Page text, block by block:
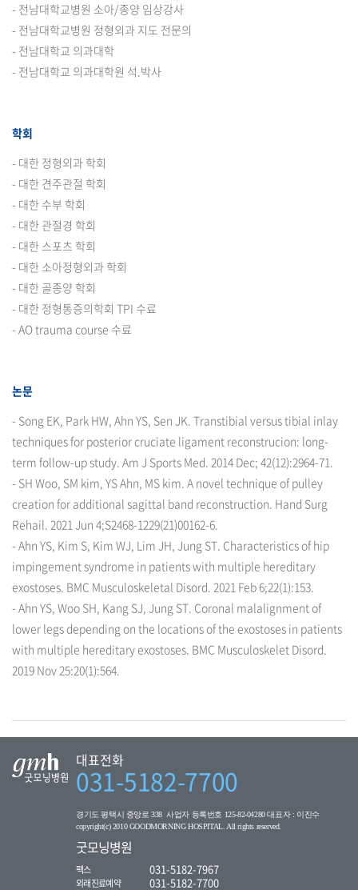
- 전남대학교병원 소아/종양 임상강사
- 전남대학교병원 정형외과 지도 전문의
- 전남대학교 의과대학
- 전남대학교 의과대학원 석.박사
학회
- 대한 정형외과 학회
- 대한 견주관절 학회
- 대한 수부 학회
- 대한 관절경 학회
- 대한 스포츠 학회
- 대한 소아정형외과 학회
- 대한 골종양 학회
- 대한 정형통증의학회 TPI 수료
- AO trauma course 수료
논문
- Song EK, Park HW, Ahn YS, Sen JK. Transtibial versus tibial inlay
techniques for posterior cruciate ligament reconstrucion: long-
term follow-up study. Am J Sports Med. 2014 Dec; 42(12):2964-71.
- SH Woo, SM kim, YS Ahn, MS kim. A novel technique of pulley
creation for additional sagittal band reconstruction. Hand Surg
Rehail. 2021 Jun 4;S2468-1229(21)00162-6.
- Ahn YS, Kim S, Kim WJ, Lim JH, Jung ST. Characteristics of hip
impingement syndrome in patients with multiple hereditary
exostoses. BMC Musculoskeletal Disord. 2021 Feb 6;22(1):153.
- Ahn YS, Woo SH, Kang SJ, Jung ST. Coronal malalignment of
lower legs depending on the locations of the exostoses in patients
with multiple hereditary exostoses. BMC Musculoskelet Disord.
2019 Nov 25:20(1):564.
대표전화
031-5182-7700
경기도 평택시 중앙로 338 사업자 등록번호 125-82-04280 대표자 : 이진수
copyright(c) 2010 GOODMORNING HOSPITAL. All rights reserved.
굿모닝병원
팩스 031-5182-7967
외래진료예약
031-5182-7700